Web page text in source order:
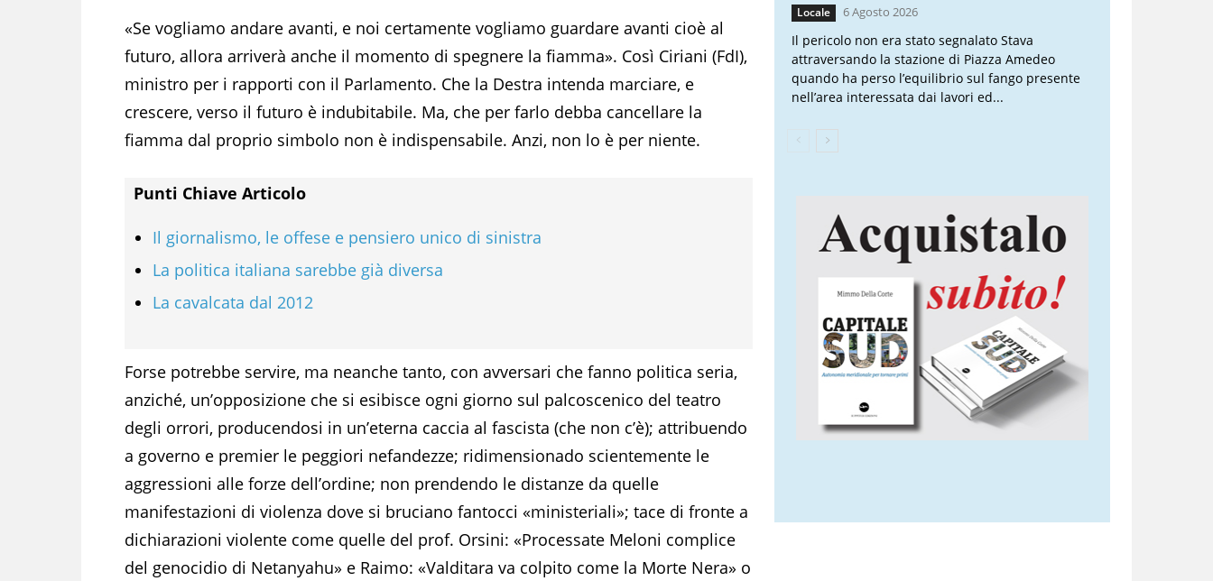
«Se vogliamo andare avanti, e noi certamente vogliamo guardare avanti cioè al
futuro, allora arriverà anche il momento di spegnere la fiamma». Così Ciriani (FdI),
ministro per i rapporti con il Parlamento. Che la Destra intenda marciare, e
crescere, verso il futuro è indubitabile. Ma, che per farlo debba cancellare la
fiamma dal proprio simbolo non è indispensabile. Anzi, non lo è per niente.
Punti Chiave Articolo
Il giornalismo, le offese e pensiero unico di sinistra
La politica italiana sarebbe già diversa
La cavalcata dal 2012
Forse potrebbe servire, ma neanche tanto, con avversari che fanno politica seria,
anziché, un’opposizione che si esibisce ogni giorno sul palcoscenico del teatro
degli orrori, producendosi in un’eterna caccia al fascista (che non c’è); attribuendo
a governo e premier le peggiori nefandezze; ridimensionado scientemente le
aggressioni alle forze dell’ordine; non prendendo le distanze da quelle
manifestazioni di violenza dove si bruciano fantocci «ministeriali»; tace di fronte a
dichiarazioni violente come quelle del prof. Orsini: «Processate Meloni complice
del genocidio di Netanyahu» e Raimo: «Valditara va colpito come la Morte Nera» o
Locale 6 Agosto 2026
Il pericolo non era stato segnalato Stava
attraversando la stazione di Piazza Amedeo
quando ha perso l’equilibrio sul fango presente
nell’area interessata dai lavori ed...